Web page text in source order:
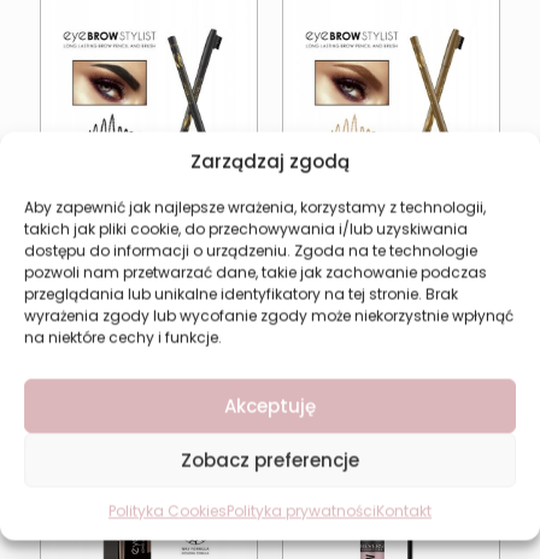
Zarządzaj zgodą
Aby zapewnić jak najlepsze wrażenia, korzystamy z technologii,
takich jak pliki cookie, do przechowywania i/lub uzyskiwania
dostępu do informacji o urządzeniu. Zgoda na te technologie
pozwoli nam przetwarzać dane, takie jak zachowanie podczas
przeglądania lub unikalne identyfikatory na tej stronie. Brak
wyrażenia zgody lub wycofanie zgody może niekorzystnie wpłynąć
na niektóre cechy i funkcje.
Akceptuję
Zobacz preferencje
Polityka CookiesPolityka prywatnościKontakt
Kredka do brwi czarna
REVERS EYE BROW
STYLIST
4,94zł
Dodaj do koszyka
Kredka do brwi jasny
brąz REVERS ze
szczoteczką
4,94zł